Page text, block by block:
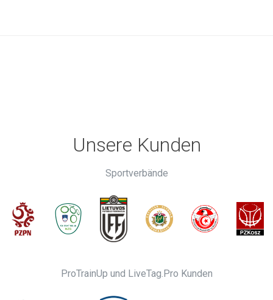
Unsere Kunden
Sportverbände
ProTrainUp und LiveTag.Pro Kunden